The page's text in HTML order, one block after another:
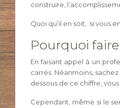
construire,
Quoi qu’il en soit, si vous
Pourquoi
En faisant appel à un
carrés. Néanmoins,
dessous de ce chiffre,
Cependant, même si le